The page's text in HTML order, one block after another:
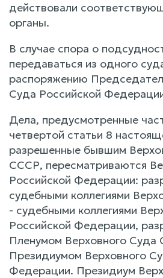
действовали
органы.
В случае спора о
передаваться из одного
распоряжению
Суда Российской
Дела, предусмотренные
четвертой статьи 8
разрешенные бывшим
СССР, пересматриваются
Российской Федерации:
судебными коллегиями
- судебными коллегиями
Российской Федерации,
Пленумом Верховного
Президиумом Верховного
Федерации. Президиум